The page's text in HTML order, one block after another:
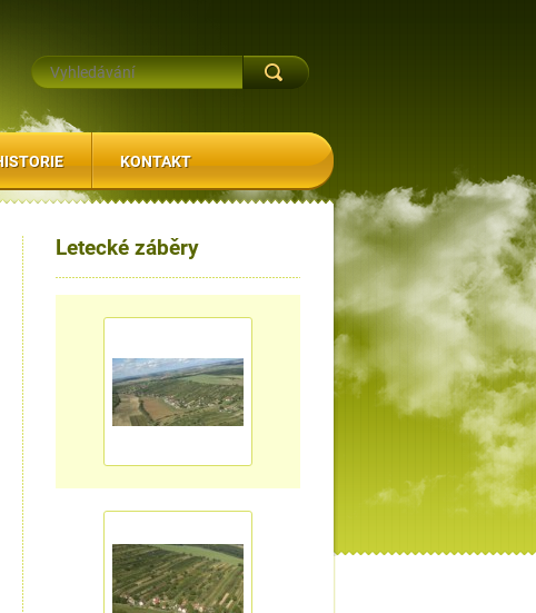
Letecké záběry
KONTAKT